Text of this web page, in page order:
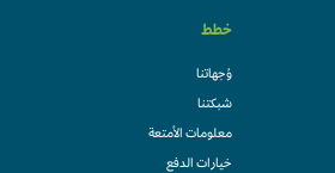
خطط
وُجهاتنا
شبكتنا
معلومات الأمتعة
خيارات الدفع